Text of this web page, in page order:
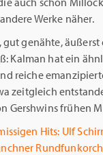
Werke näher.
gut genähte,
Kalman hat ein
reiche
zeitgleich
Gershwins frühen
Hits: Ulf